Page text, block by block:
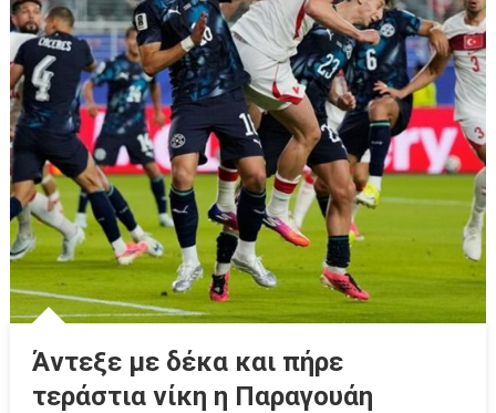
Άντεξε με δέκα και πήρε
τεράστια νίκη η Παραγουάη